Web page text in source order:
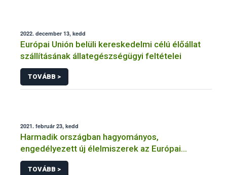
2022. december 13, kedd
Európai Unión belüli kereskedelmi célú élőállat
szállításának állategészségügyi feltételei
TOVÁBB >
2021. február 23, kedd
Harmadik országban hagyományos,
engedélyezett új élelmiszerek az Európai
Unióban
TOVÁBB >